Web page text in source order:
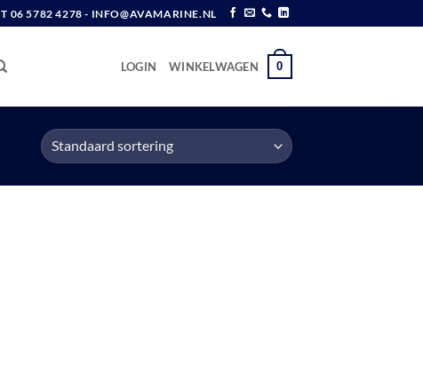
T 06 5782 4278 - INFO@AVAMARINE.NL
LOGIN WINKELWAGEN 0